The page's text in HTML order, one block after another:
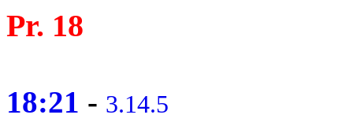
Pr. 18
18:21 - 3.14.5